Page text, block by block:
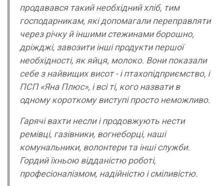
продавався такий необхідний хліб, тим
господарникам, які допомагали переправляти
через річку й іншими стежинами борошно,
дріжджі, завозити інші продукти першої
необхідності, як яйця, молоко. Вони показали
себе з найвищих висот - і птахопідприємство, і
ПСП «Яна Плюс», і всі ті, кого назвати в
одному короткому виступі просто неможливо.
Гарячі вахти несли і продовжують нести
ремівці, газівники, вогнеборці, наші
комунальники, волонтери та інші служби.
Гордий їхньою відданістю роботі,
професіоналізмом, надійністю і сміливістю.